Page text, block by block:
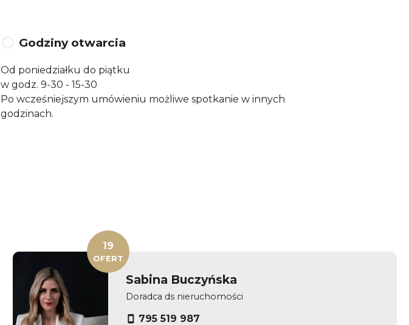
Godziny otwarcia
Od poniedziałku do piątku
w godz. 9-30 - 15-30
Po wcześniejszym umówieniu możliwe spotkanie w innych
godzinach.
Sabina Buczyńska
Doradca ds nieruchomości
795 519 987
19
OFERT